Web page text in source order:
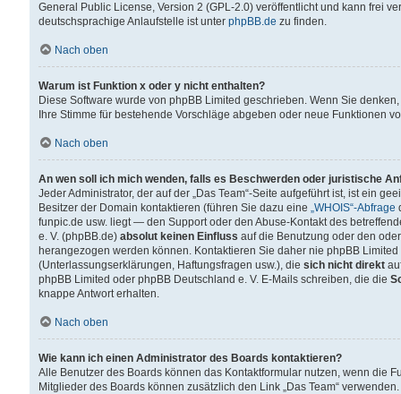
General Public License, Version 2 (GPL-2.0) veröffentlicht und kann frei
deutschsprachige Anlaufstelle ist unter phpBB.de zu finden.
Nach oben
Warum ist Funktion x oder y nicht enthalten?
Diese Software wurde von phpBB Limited geschrieben. Wenn Sie
Ihre Stimme für bestehende Vorschläge abgeben oder neue Funktionen
Nach oben
An wen soll ich mich wenden, falls es Beschwerden oder juristische
Jeder Administrator, der auf der „Das Team“-Seite aufgeführt ist, ist ein
Besitzer der Domain kontaktieren (führen Sie dazu eine „WHOIS“-Abfrage
funpic.de usw. liegt — den Support oder den Abuse-Kontakt des
e. V. (phpBB.de) absolut keinen Einfluss auf die Benutzung oder den
herangezogen werden können. Kontaktieren Sie daher nie phpBB
(Unterlassungserklärungen, Haftungsfragen usw.), die sich nicht direkt
phpBB Limited oder phpBB Deutschland e. V. E-Mails schreiben, die die
knappe Antwort erhalten.
Nach oben
Wie kann ich einen Administrator des Boards kontaktieren?
Alle Benutzer des Boards können das Kontaktformular nutzen, wenn die
Mitglieder des Boards können zusätzlich den Link „Das Team“ verwenden.